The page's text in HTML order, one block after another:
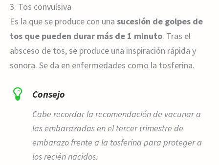
3. Tos convulsiva
Es la que se produce con una sucesión de golpes de
tos que pueden durar más de 1 minuto. Tras el
absceso de tos, se produce una inspiración rápida y
sonora. Se da en enfermedades como la tosferina.
Consejo
Cabe recordar la recomendación de vacunar a
las embarazadas en el tercer trimestre de
embarazo frente a la tosferina para proteger a
los recién nacidos.